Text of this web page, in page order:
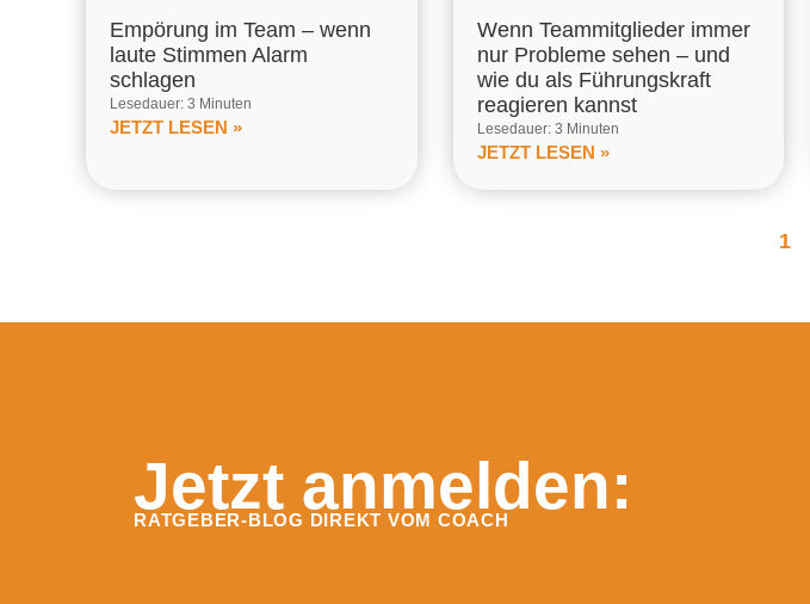
Empörung im Team – wenn
laute Stimmen Alarm
schlagen
Lesedauer: 3 Minuten
JETZT LESEN »
Wenn Teammitglieder immer
nur Probleme sehen – und
wie du als Führungskraft
reagieren kannst
Lesedauer: 3 Minuten
JETZT LESEN »
1
Jetzt anmelden:
RATGEBER-BLOG DIREKT VOM COACH